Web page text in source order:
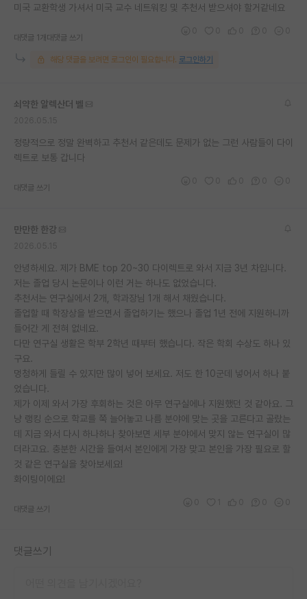
커리어
유학교육
이벤트
미국 교환학생 가셔서 미국 교수 네트워킹 및 추천서 받으셔야 할거같네요
대댓글 1개 대댓글 쓰기
해당 댓글을 보려면 로그인이 필요합니다. 로그인하기
쇠약한 알렉산더 벨
정량적으로 정말 완벽하고 추천서 같은데도 문제가 없는 그런 사람들이 다이
렉트로 보통 갑니다
대댓글 쓰기
만만한 한강
안녕하세요. 제가 BME top 20~30 다이렉트로 와서 지금 3년 차입니다.
저는 졸업 당시 논문이나 이런 거는 하나도 없었습니다.
추천서는 연구실에서 2개, 학과장님 1개 해서 채웠습니다.
졸업할 때 학장상을 받으면서 졸업하기는 했으나 졸업 1년 전에 지원하니까
들어간 게 전혀 없네요.
다만 연구실 생활은 학부 2학년 때부터 했습니다. 작은 학회 수상도 하나 있
구요.
멍청하게 들릴 수 있지만 많이 넣어 보세요. 저도 한 10군데 넣어서 하나 붙
었습니다.
제가 이제 와서 가장 후회하는 것은 아무 연구실에나 지원했던 것 같아요. 그
냥 랭킹 순으로 학교를 쭉 늘어놓고 나름 분야에 맞는 곳을 고른다고 골랐는
데 지금 와서 다시 하나하나 찾아보면 세부 분야에서 맞지 않는 연구실이 많
더라고요. 충분한 시간을 들여서 본인에게 가장 맞고 본인을 가장 필요로 할
것 같은 연구실을 찾아보세요!
화이팅이에요!
대댓글 쓰기
댓글쓰기